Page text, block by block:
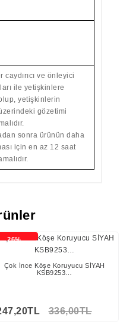
caydırıcı ve önleyici
ile yetişkinlere
yetişkinlerin
gözetimi
sonra ürünün daha
için en az 12 saat
26%
Çok İnce Köşe Koruyucu SİYAH
KSB9253…
336,00TL